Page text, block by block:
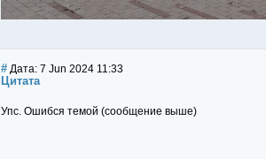
# Дата: 7 Jun 2024 11:33
Цитата
Упс. Ошибся темой (сообщение выше)